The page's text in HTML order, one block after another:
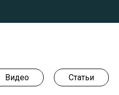
Видео Статьи